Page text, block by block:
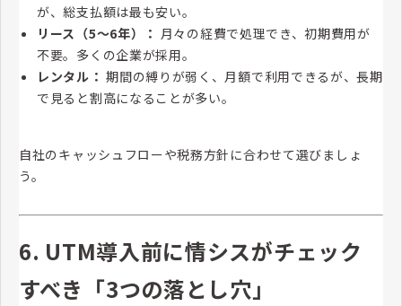
が、総支払額は最も安い。
リース（5〜6年）： 月々の経費で処理でき、初期費用が
不要。多くの企業が採用。
レンタル： 期間の縛りが弱く、月額で利用できるが、長期
で見ると割高になることが多い。
自社のキャッシュフローや税務方針に合わせて選びましょ
う。
6. UTM導入前に情シスがチェック
すべき「3つの落とし穴」